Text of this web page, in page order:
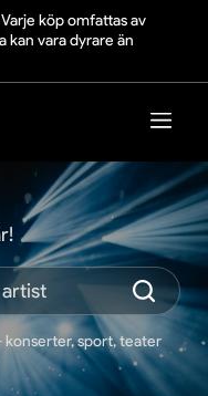
köp omfattas av
kan vara dyrare än
konserter, sport, teater